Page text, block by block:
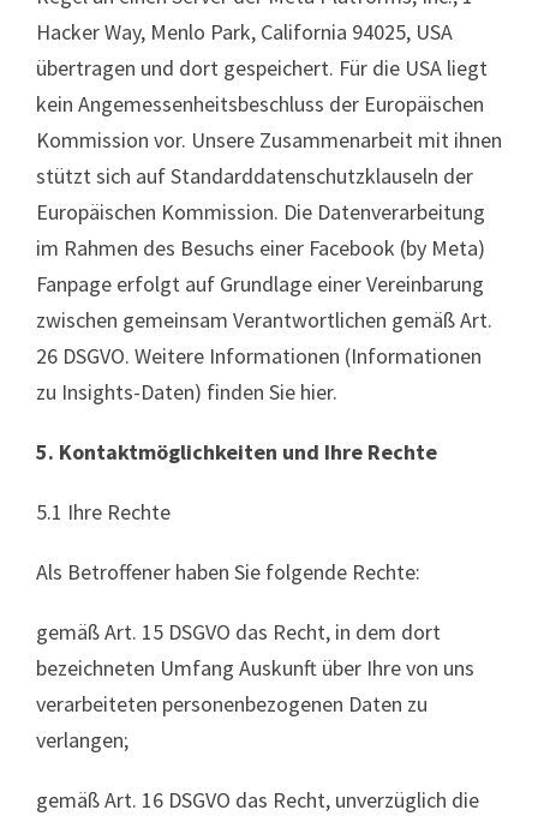
Hacker Way, Menlo Park, California 94025, USA
übertragen und dort gespeichert. Für die USA liegt
kein Angemessenheitsbeschluss der Europäischen
Kommission vor. Unsere Zusammenarbeit mit ihnen
stützt sich auf Standarddatenschutzklauseln der
Europäischen Kommission. Die Datenverarbeitung
im Rahmen des Besuchs einer Facebook (by Meta)
Fanpage erfolgt auf Grundlage einer Vereinbarung
zwischen gemeinsam Verantwortlichen gemäß Art.
26 DSGVO. Weitere Informationen (Informationen
zu Insights-Daten) finden Sie hier.
5. Kontaktmöglichkeiten und Ihre Rechte
5.1 Ihre Rechte
Als Betroffener haben Sie folgende Rechte:
gemäß Art. 15 DSGVO das Recht, in dem dort
bezeichneten Umfang Auskunft über Ihre von uns
verarbeiteten personenbezogenen Daten zu
verlangen;
gemäß Art. 16 DSGVO das Recht, unverzüglich die